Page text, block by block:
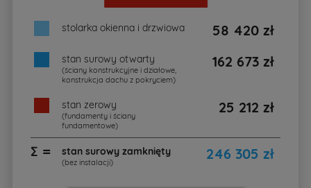
stolarka okienna i drzwiowa 58 420 zł
stan surowy otwarty
(ściany konstrukcyjne i działowe,
konstrukcja dachu z pokryciem)
162 673 zł
stan zerowy
(fundamenty i ściany
fundamentowe)
25 212 zł
∑ = stan surowy zamknięty
(bez instalacji) 246 305 zł